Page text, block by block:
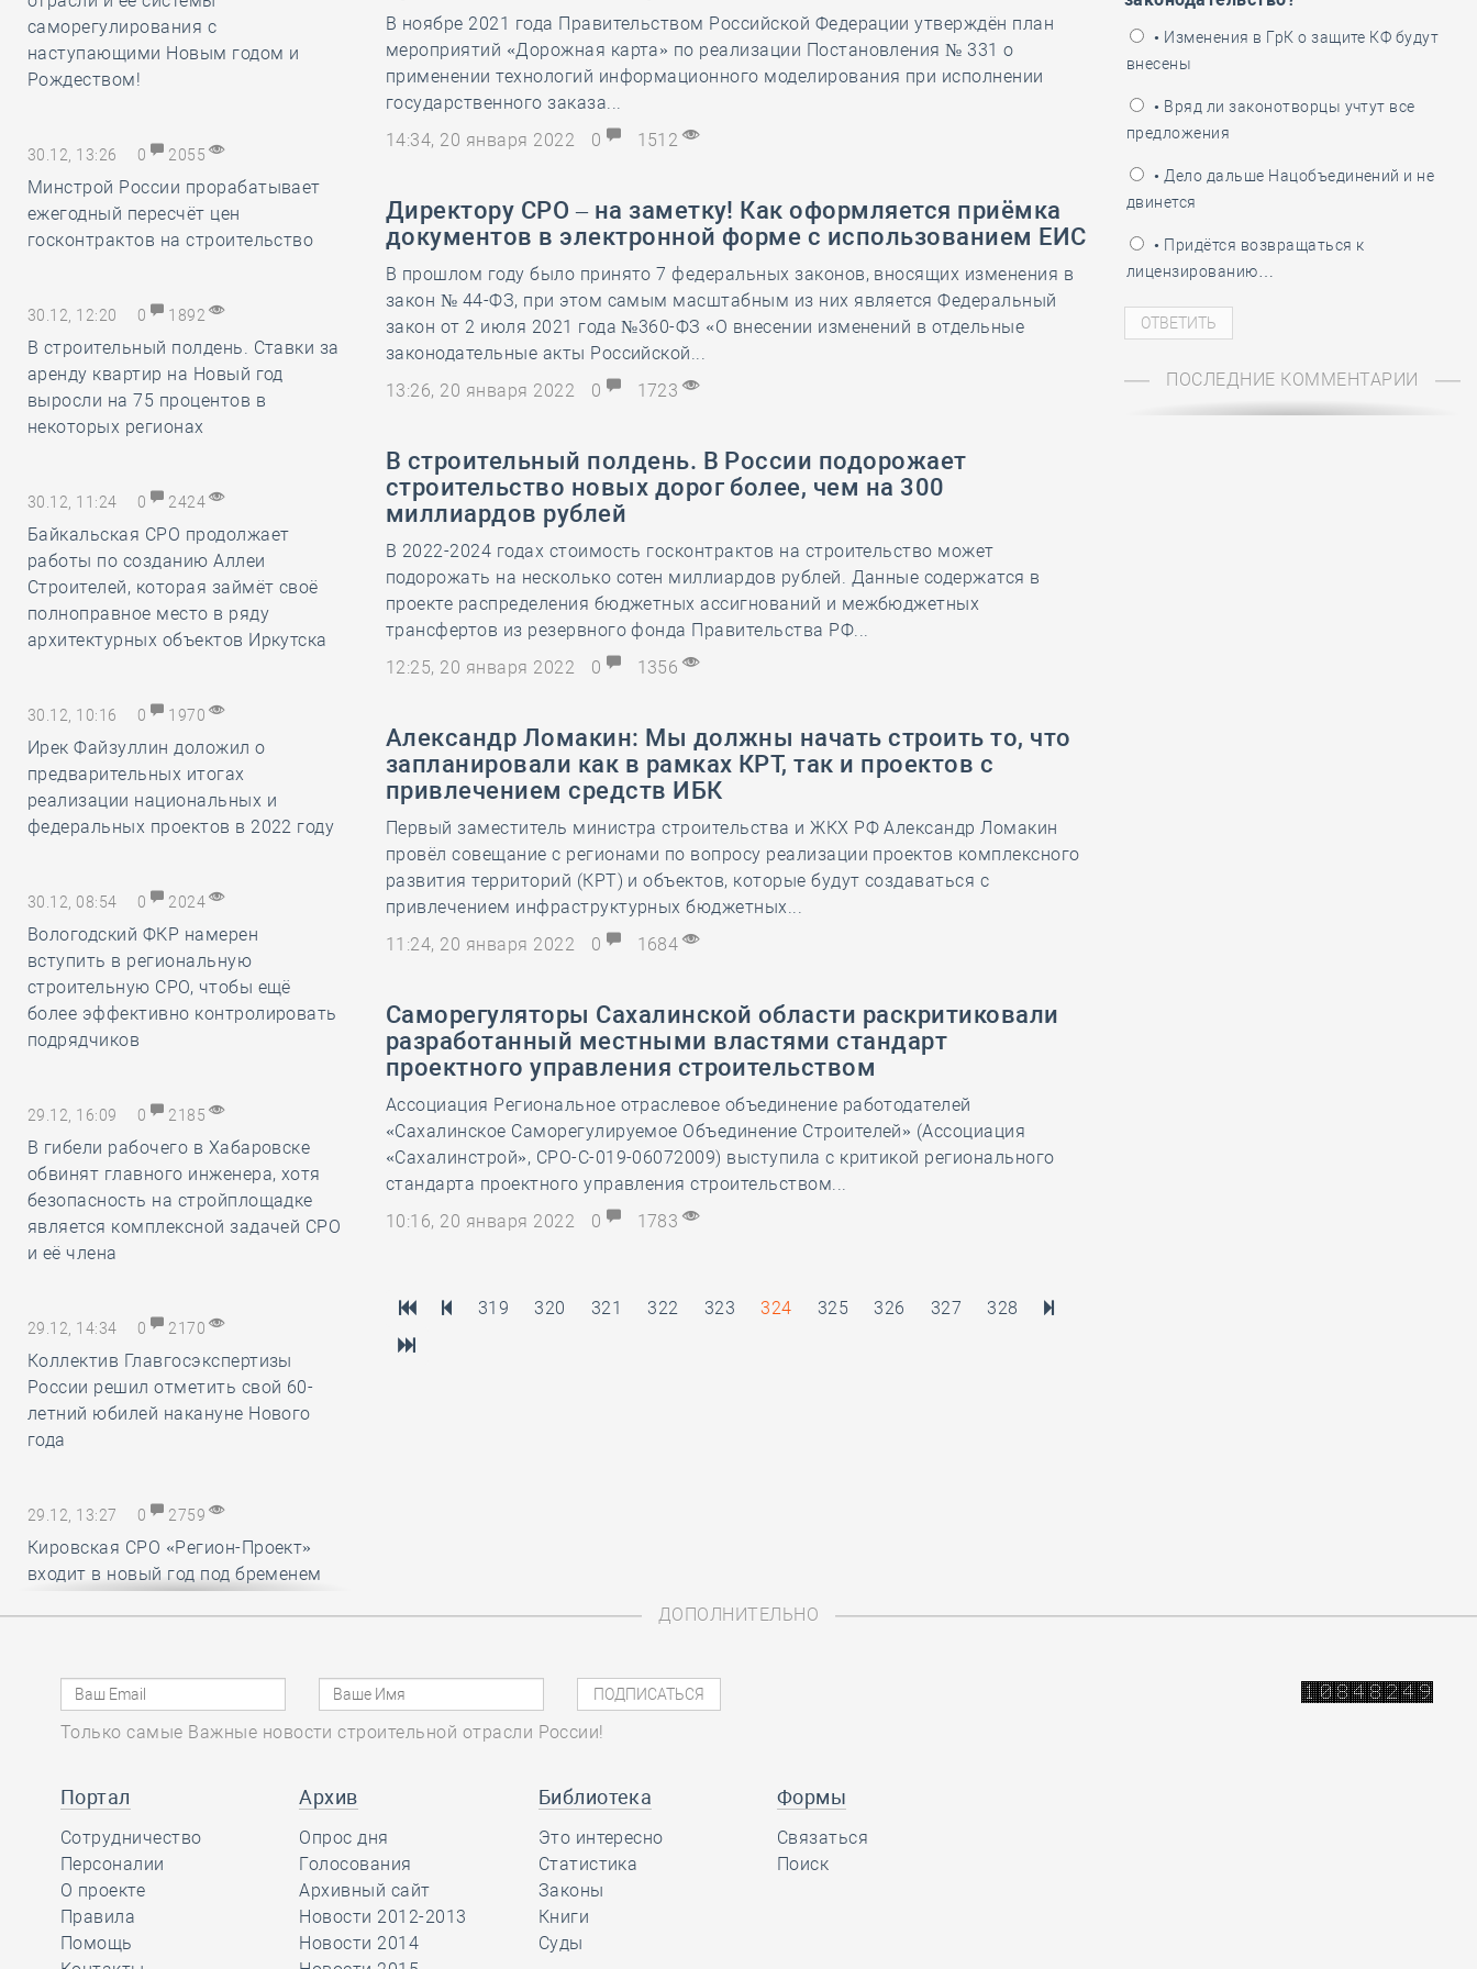
28 мая-День пограничника
саморегулирования с
наступающими Новым годом и
Рождеством!
30.12, 13:26 0 2055
Минстрой России прорабатывает
ежегодный пересчёт цен
госконтрактов на строительство
30.12, 12:20 0 1892
В строительный полдень. Ставки за
аренду квартир на Новый год
выросли на 75 процентов в
некоторых регионах
30.12, 11:24 0 2424
Байкальская СРО продолжает
работы по созданию Аллеи
Строителей, которая займёт своё
полноправное место в ряду
архитектурных объектов Иркутска
30.12, 10:16 0 1970
Ирек Файзуллин доложил о
предварительных итогах
реализации национальных и
федеральных проектов в 2022 году
30.12, 08:54 0 2024
Вологодский ФКР намерен
вступить в региональную
строительную СРО, чтобы ещё
более эффективно контролировать
подрядчиков
29.12, 16:09 0 2185
В гибели рабочего в Хабаровске
обвинят главного инженера, хотя
безопасность на стройплощадке
является комплексной задачей СРО
и её члена
29.12, 14:34 0 2170
Коллектив Главгосэкспертизы
России решил отметить свой 60-
летний юбилей накануне Нового
года
29.12, 13:27 0 2759
Кировская СРО «Регион-Проект»
входит в новый год под бременем
29.12, 12:25 0 1719
В строительный полдень. Ввод
жилья в России впервые достиг
за год
29.12, 11:28 0
Ирек Файзуллин поблагодарил
Анвара Шамузафарова за участие
в подготовке и проведении II
В ноябре 2021 года Правительством Российской Федерации утверждён план
мероприятий «Дорожная карта» по реализации Постановления № 331 о
применении технологий информационного моделирования при исполнении
государственного заказа...
14:34, 20 января 2022
0 1512
Директору СРО – на заметку! Как оформляется приёмка
документов в электронной форме с использованием ЕИС
В прошлом году было принято 7 федеральных законов, вносящих изменения в
закон № 44-ФЗ, при этом самым масштабным из них является Федеральный
закон от 2 июля 2021 года №360-ФЗ «О внесении изменений в отдельные
законодательные акты Российской...
13:26, 20 января 2022
0 1723
В строительный полдень. В России подорожает
строительство новых дорог более, чем на 300
миллиардов рублей
В 2022-2024 годах стоимость госконтрактов на строительство может
подорожать на несколько сотен миллиардов рублей. Данные содержатся в
проекте распределения бюджетных ассигнований и межбюджетных
трансфертов из резервного фонда Правительства РФ...
12:25, 20 января 2022
0 1356
Александр Ломакин: Мы должны начать строить то, что
запланировали как в рамках КРТ, так и проектов с
привлечением средств ИБК
Первый заместитель министра строительства и ЖКХ РФ Александр Ломакин
провёл совещание с регионами по вопросу реализации проектов комплексного
развития территорий (КРТ) и объектов, которые будут создаваться с
привлечением инфраструктурных бюджетных...
11:24, 20 января 2022
0 1684
Саморегуляторы Сахалинской области раскритиковали
разработанный местными властями стандарт
проектного управления строительством
Ассоциация Региональное отраслевое объединение работодателей
«Сахалинское Саморегулируемое Объединение Строителей» (Ассоциация
«Сахалинстрой», СРО-С-019-06072009) выступила с критикой регионального
стандарта проектного управления строительством...
10:16, 20 января 2022
0 1783
319 320 321 322 323 324 325 326 327 328
• Изменения в ГрК о защите КФ будут
внесены
• Вряд ли законотворцы учтут все
предложения
• Дело дальше Нацобъединений и не
двинется
• Придётся возвращаться к
лицензированию…
ПОСЛЕДНИЕ КОММЕНТАРИИ
ДОПОЛНИТЕЛЬНО
Только самые Важные новости строительной отрасли России!
Портал
Сотрудничество
Персоналии
О проекте
Правила
Помощь
Архив
Опрос дня
Голосования
Архивный сайт
Новости 2012-2013
Новости 2014
Библиотека
Это интересно
Статистика
Законы
Книги
Суды
Формы
Связаться
Поиск